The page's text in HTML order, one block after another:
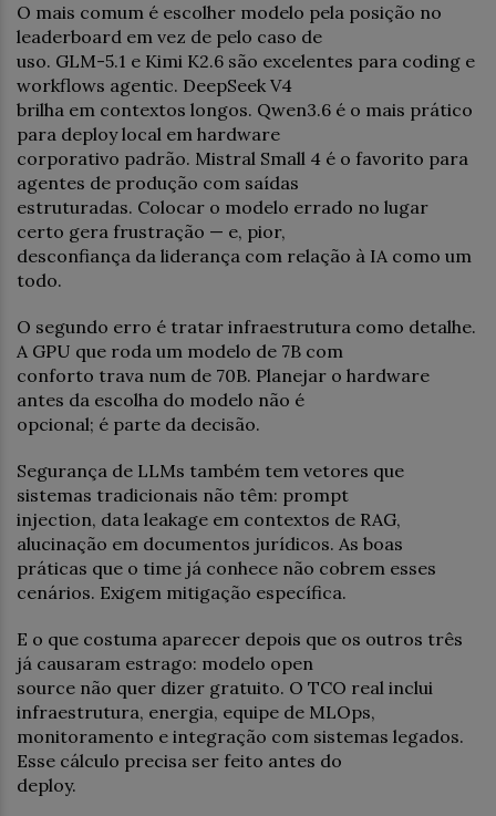
O mais comum é escolher modelo pela posição no
leaderboard em vez de pelo caso de
uso. GLM-5.1 e Kimi K2.6 são excelentes para coding e
workflows agentic. DeepSeek V4
brilha em contextos longos. Qwen3.6 é o mais prático
para deploy local em hardware
corporativo padrão. Mistral Small 4 é o favorito para
agentes de produção com saídas
estruturadas. Colocar o modelo errado no lugar
certo gera frustração — e, pior,
desconfiança da liderança com relação à IA como um
todo.
O segundo erro é tratar infraestrutura como detalhe.
A GPU que roda um modelo de 7B com
conforto trava num de 70B. Planejar o hardware
antes da escolha do modelo não é
opcional; é parte da decisão.
Segurança de LLMs também tem vetores que
sistemas tradicionais não têm: prompt
injection, data leakage em contextos de RAG,
alucinação em documentos jurídicos. As boas
práticas que o time já conhece não cobrem esses
cenários. Exigem mitigação específica.
E o que costuma aparecer depois que os outros três
já causaram estrago: modelo open
source não quer dizer gratuito. O TCO real inclui
infraestrutura, energia, equipe de MLOps,
monitoramento e integração com sistemas legados.
Esse cálculo precisa ser feito antes do
deploy.